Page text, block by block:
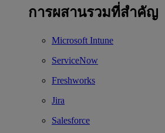
การผสานรวมที่สำคัญ
Microsoft Intune
ServiceNow
Freshworks
Jira
Salesforce